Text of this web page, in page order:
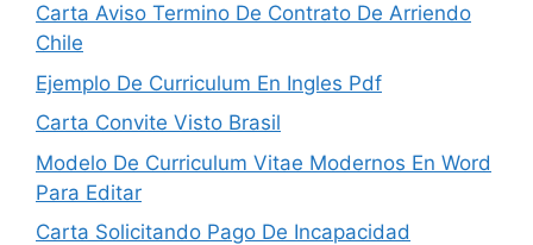
Carta Aviso Termino De Contrato De Arriendo
Chile
Ejemplo De Curriculum En Ingles Pdf
Carta Convite Visto Brasil
Modelo De Curriculum Vitae Modernos En Word
Para Editar
Carta Solicitando Pago De Incapacidad